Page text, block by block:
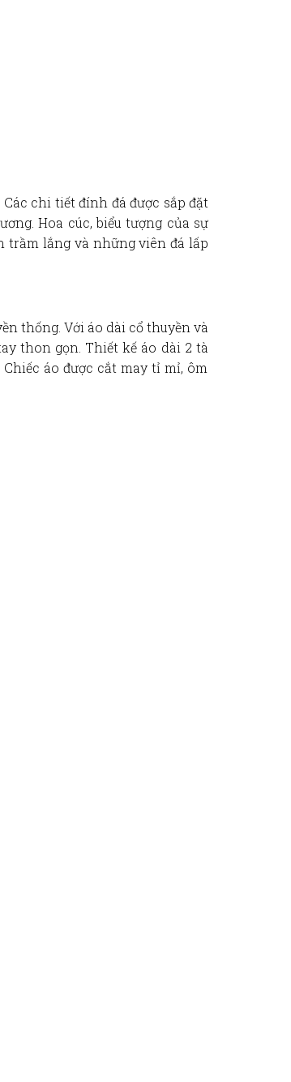
chi tiết đính đá được sắp đặt
Hoa cúc, biểu tượng của sự
trầm lắng và những viên đá lấp
thống. Với áo dài cổ thuyềnvà
thon gọn. Thiết kế áo dài 2 tà
áo được cắt may tỉ mỉ, ôm